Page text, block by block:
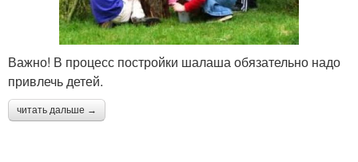
Важно! В процесс постройки шалаша обязательно надо
привлечь детей.
читать дальше →